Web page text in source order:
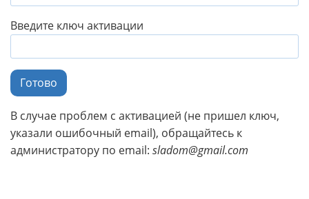
Введите ключ активации
Готово
В случае проблем с активацией (не пришел ключ,
указали ошибочный email), обращайтесь к
администратору по email: sladom@gmail.com